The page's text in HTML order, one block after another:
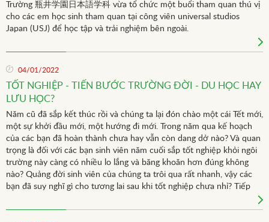
Trường 瓶井学園日本語学科 vừa tổ chức một buổi tham quan thú vị
cho các em học sinh tham quan tại công viên universal studios
Japan (USJ) để học tập và trải nghiệm bên ngoài.
04/01/2022
TỐT NGHIỆP - TIẾN BƯỚC TRƯỜNG ĐỜI - DU HỌC HAY
LƯU HỌC?
Năm cũ đã sắp kết thúc rồi và chúng ta lại đón chào một cái Tết mới,
một sự khởi đầu mới, một hướng đi mới. Trong năm qua kế hoạch
của các bạn đã hoàn thành chưa hay vẫn còn dang dở nào? Và quan
trọng là đối với các bạn sinh viên năm cuối sắp tốt nghiệp khỏi ngôi
trường này càng có nhiều lo lắng và băng khoăn hơn đúng không
nào? Quảng đời sinh viên của chúng ta trôi qua rất nhanh, vậy các
bạn đã suy nghĩ gì cho tương lai sau khi tốt nghiệp chưa nhỉ? Tiếp
không dễ dàng và là cột mốc quan trọng của cuộc đời.